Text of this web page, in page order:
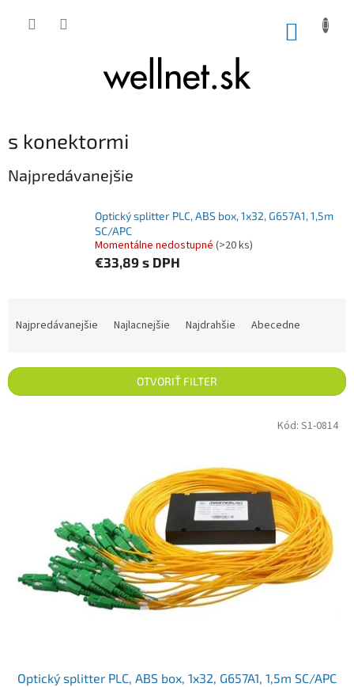
s konektormi
Najpredávanejšie
Optický splitter PLC, ABS box, 1x32, G657A1, 1,5m
SC/APC
Momentálne nedostupné (>20 ks)
€33,89 s DPH
Najpredávanejšie Najlacnejšie Najdrahšie Abecedne
OTVORIŤ FILTER
Optický splitter PLC, ABS box, 1x32, G657A1, 1,5m SC/APC
Kód: S1-0814